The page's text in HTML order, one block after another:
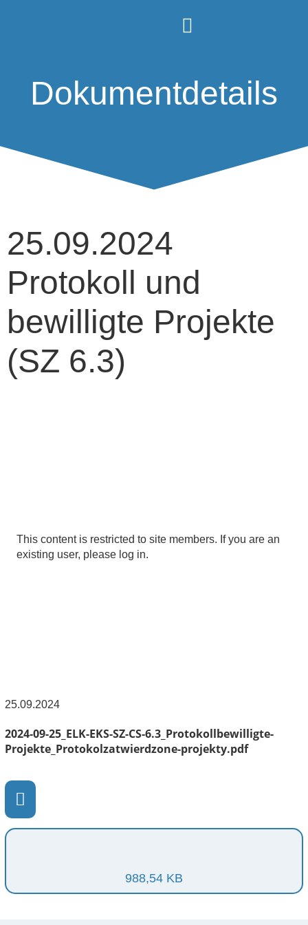
Dokumentdetails
25.09.2024
Protokoll und
bewilligte Projekte
(SZ 6.3)
This content is restricted to site members. If you are an
existing user, please log in.
25.09.2024
2024-09-25_ELK-EKS-SZ-CS-6.3_Protokollbewilligte-
Projekte_Protokolzatwierdzone-projekty.pdf
988,54 KB